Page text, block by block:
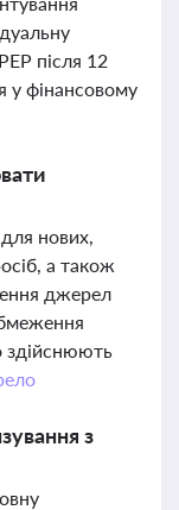
після 12
у фінансовому
нових,
а також
джерел
здійснюють
з